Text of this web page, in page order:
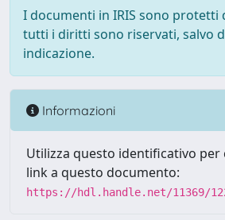
I documenti in IRIS sono protetti
tutti i diritti sono riservati, salvo
indicazione.
Informazioni
Utilizza questo identificativo per
link a questo documento:
https://hdl.handle.net/11369/